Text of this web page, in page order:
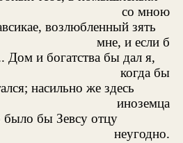
со мною
возлюбленный зять
мне, и если б
Дом и богатства бы дал я,
когда бы
насильно же здесь
иноземца
бы Зевсу отцу
неугодно.